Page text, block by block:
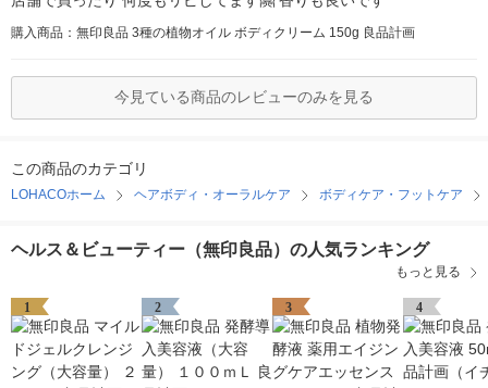
購入商品：無印良品 3種の植物オイル ボディクリーム 150g 良品計画
今見ている商品のレビューのみを見る
この商品のカテゴリ
LOHACOホーム ヘアボディ・オーラルケア ボディケア・フットケア
ヘルス＆ビューティー（無印良品）の人気ランキング
もっと見る
1 2 3 4